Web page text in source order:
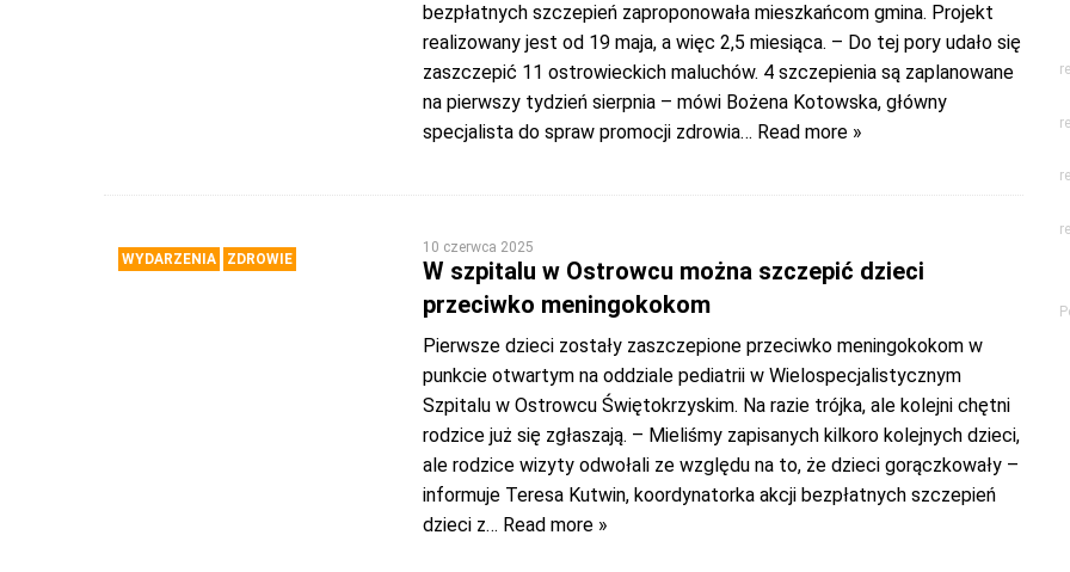
bezpłatnych szczepień zaproponowała mieszkańcom gmina. Projekt
realizowany jest od 19 maja, a więc 2,5 miesiąca. – Do tej pory udało się
zaszczepić 11 ostrowieckich maluchów. 4 szczepienia są zaplanowane
na pierwszy tydzień sierpnia – mówi Bożena Kotowska, główny
specjalista do spraw promocji zdrowia… Read more »
WYDARZENIA ZDROWIE
10 czerwca 2025
W szpitalu w Ostrowcu można szczepić dzieci
przeciwko meningokokom
Pierwsze dzieci zostały zaszczepione przeciwko meningokokom w
punkcie otwartym na oddziale pediatrii w Wielospecjalistycznym
Szpitalu w Ostrowcu Świętokrzyskim. Na razie trójka, ale kolejni chętni
rodzice już się zgłaszają. – Mieliśmy zapisanych kilkoro kolejnych dzieci,
ale rodzice wizyty odwołali ze względu na to, że dzieci gorączkowały –
informuje Teresa Kutwin, koordynatorka akcji bezpłatnych szczepień
dzieci z… Read more »